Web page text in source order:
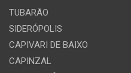
TUBARÃO
SIDERÓPOLIS
CAPIVARI DE BAIXO
CAPINZAL